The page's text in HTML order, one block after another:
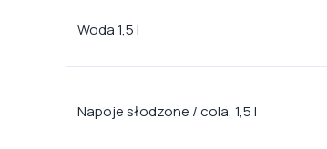
Woda 1,5 l
Napoje słodzone / cola, 1,5 l